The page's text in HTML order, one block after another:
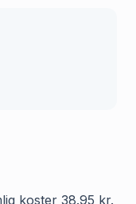
koster 38.95 kr.